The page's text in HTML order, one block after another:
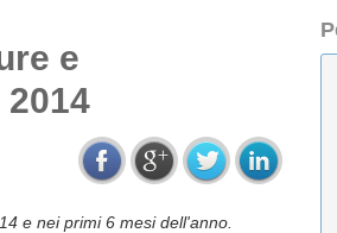
e
e nei primi 6 mesi dell'anno.